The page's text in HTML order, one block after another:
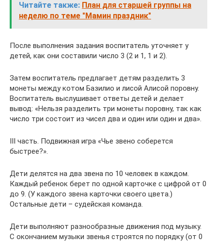
Читайте также: План для старшей группы на
неделю по теме "Мамин праздник"
После выполнения задания воспитатель уточняет у
детей, как они составили число 3 (2 и 1, 1 и 2).
Затем воспитатель предлагает детям разделить 3
монеты между котом Базилио и лисой Алисой поровну.
Воспитатель выслушивает ответы детей и делает
вывод: «Нельзя разделить три монеты поровну, так как
число три состоит из чисел два и один или один и два».
III часть. Подвижная игра «Чье звено соберется
быстрее?».
Дети делятся на два звена по 10 человек в каждом.
Каждый ребенок берет по одной карточке с цифрой от 0
до 9. (У каждого звена карточки своего цвета.)
Остальные дети – судейская команда.
Дети выполняют разнообразные движения под музыку.
С окончанием музыки звенья строятся по порядку (от 0